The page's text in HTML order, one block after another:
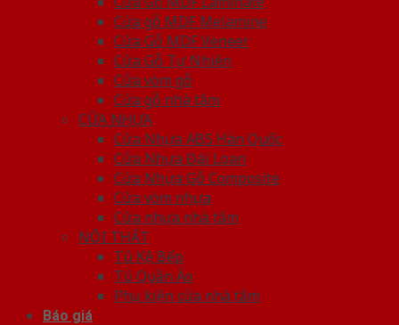
Cửa gỗ MDF Melamine
Cửa Gỗ MDF Veneer
Cửa Gỗ Tự Nhiên
Cửa vòm gỗ
Cửa gỗ nhà tắm
CỬA NHỰA
Cửa Nhựa ABS Hàn Quốc
Cửa Nhựa Đài Loan
Cửa Nhựa Gỗ Composite
Cửa vòm nhựa
Cửa nhựa nhà tắm
NỘI THẤT
Tủ Kệ Bếp
Tủ Quần Áo
Phụ kiện cửa nhà tắm
Báo giá